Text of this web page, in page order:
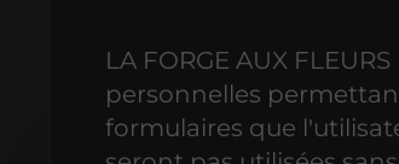
LA FORGE AUX
personnelles
formulaires que